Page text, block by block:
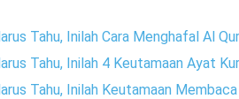
Tahu, Inilah Cara Menghafal Al
Tahu, Inilah 4 Keutamaan Ayat
Tahu, Inilah Keutamaan Membaca